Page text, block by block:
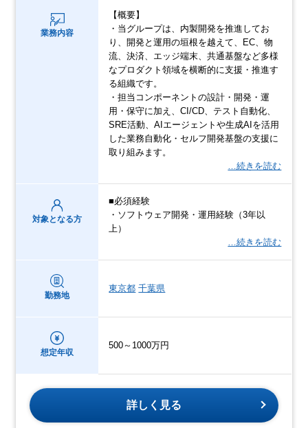
業務内容
【概要】
・当グループは、内製開発を推進してお
り、開発と運用の垣根を越えて、EC、物
流、決済、エッジ端末、共通基盤など多様
なプロダクト領域を横断的に支援・推進す
る組織です。
・担当コンポーネントの設計・開発・運
用・保守に加え、CI/CD、テスト自動化、
SRE活動、AIエージェントや生成AIを活用
した業務自動化・セルフ開発基盤の支援に
取り組みます。
…続きを読む
対象となる方
■必須経験
・ソフトウェア開発・運用経験（3年以
上）
…続きを読む
勤務地
東京都 千葉県
想定年収
500～1000万円
詳しく見る